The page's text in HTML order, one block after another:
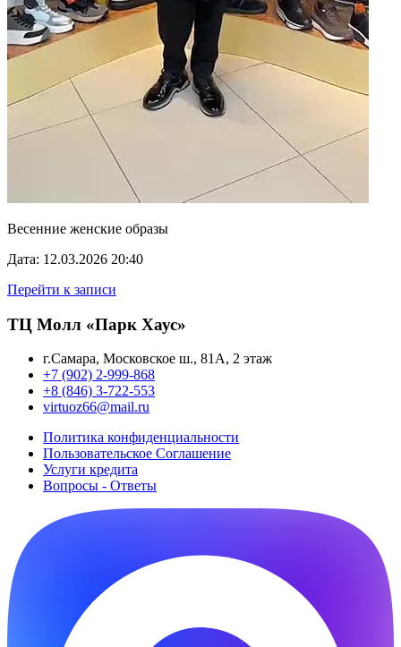
Весенние женские образы
Дата: 12.03.2026 20:40
Перейти к записи
ТЦ Молл «Парк Хаус»
г.Самара, Московское ш., 81А, 2 этаж
+7 (902) 2-999-868
+8 (846) 3-722-553
virtuoz66@mail.ru
Политика конфиденциальности
Пользовательское Cоглашение
Услуги кредита
Вопросы - Ответы